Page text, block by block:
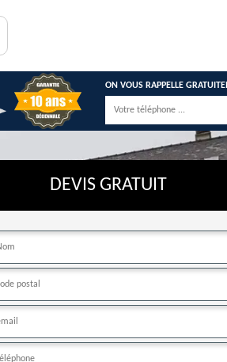
ON VOUS RAPPELLE
DEVIS GRATUIT